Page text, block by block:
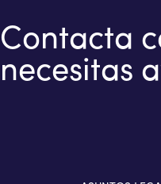
Contacta
necesitas